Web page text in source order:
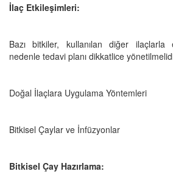
İlaç Etkileşimleri:
Bazı bitkiler, kullanılan diğer ilaçlarla
nedenle tedavi planı dikkatlice
Doğal İlaçlara Uygulama Yöntemleri
Bitkisel Çaylar ve İnfüzyonlar
Bitkisel Çay Hazırlama: